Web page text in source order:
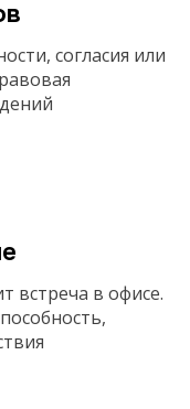
согласия или
встреча в офисе.